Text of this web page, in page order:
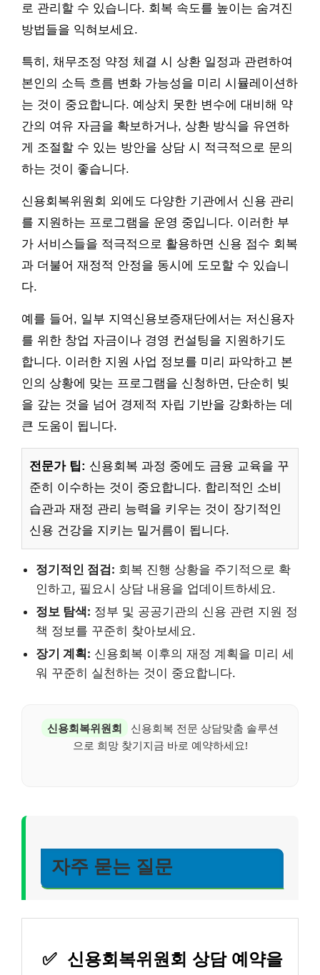
로 관리할 수 있습니다. 회복 속도를 높이는 숨겨진
방법들을 익혀보세요.
특히, 채무조정 약정 체결 시 상환 일정과 관련하여
본인의 소득 흐름 변화 가능성을 미리 시뮬레이션하
는 것이 중요합니다. 예상치 못한 변수에 대비해 약
간의 여유 자금을 확보하거나, 상환 방식을 유연하
게 조절할 수 있는 방안을 상담 시 적극적으로 문의
하는 것이 좋습니다.
신용회복위원회 외에도 다양한 기관에서 신용 관리
를 지원하는 프로그램을 운영 중입니다. 이러한 부
가 서비스들을 적극적으로 활용하면 신용 점수 회복
과 더불어 재정적 안정을 동시에 도모할 수 있습니
다.
예를 들어, 일부 지역신용보증재단에서는 저신용자
를 위한 창업 자금이나 경영 컨설팅을 지원하기도
합니다. 이러한 지원 사업 정보를 미리 파악하고 본
인의 상황에 맞는 프로그램을 신청하면, 단순히 빚
을 갚는 것을 넘어 경제적 자립 기반을 강화하는 데
큰 도움이 됩니다.
전문가 팁: 신용회복 과정 중에도 금융 교육을 꾸
준히 이수하는 것이 중요합니다. 합리적인 소비
습관과 재정 관리 능력을 키우는 것이 장기적인
신용 건강을 지키는 밑거름이 됩니다.
정기적인 점검: 회복 진행 상황을 주기적으로 확
인하고, 필요시 상담 내용을 업데이트하세요.
정보 탐색: 정부 및 공공기관의 신용 관련 지원 정
책 정보를 꾸준히 찾아보세요.
장기 계획: 신용회복 이후의 재정 계획을 미리 세
워 꾸준히 실천하는 것이 중요합니다.
신용회복위원회
신용회복 전문 상담맞춤 솔루션
으로 희망 찾기지금 바로 예약하세요!
자주 묻는 질문
✅ 신용회복위원회 상담 예약을